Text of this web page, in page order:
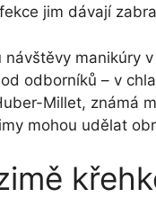
jim dávají
manikúry
odborníků – v
Millet, známá
mohou udělat